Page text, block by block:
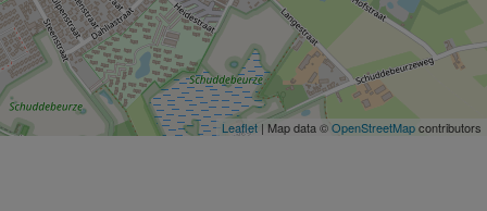
Leaflet | Map data ©OpenStreetMapcontributors